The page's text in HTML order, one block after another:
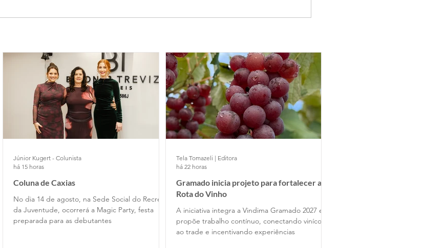
Coluna de Caxias
No dia 14 de agosto, na Sede Social do Recreio
da Juventude, ocorrerá a Magic Party, festa
preparada para as debutantes
Júnior Kugert - Colunista
há 15 horas
Gramado inicia projeto para fortalecer a
Rota do Vinho
A iniciativa integra a Vindima Gramado 2027 e
propõe trabalho contínuo, conectando vinícolas
ao trade e incentivando experiências
Tela Tomazeli | Editora
há 22 horas